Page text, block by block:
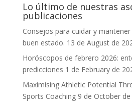
Lo último de nuestras
publicaciones
Consejos para cuidar y
buen estado. 13 de August de
Horóscopos de febrero 2026:
predicciones 1 de February de
Maximising Athletic Potential
Sports Coaching 9 de October